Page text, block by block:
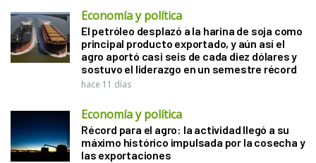
Economía y política
El petróleo desplazó a la harina de soja como
principal producto exportado, y aún así el
agro aportó casi seis de cada diez dólares y
sostuvo el liderazgo en un semestre récord
hace 11 días
Economía y política
Récord para el agro: la actividad llegó a su
máximo histórico impulsada por la cosecha y
las exportaciones